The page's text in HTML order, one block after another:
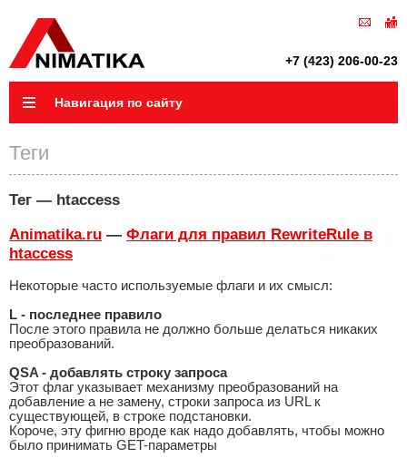
+7 (423) 206-00-23
Навигация по сайту
Теги
Тег — htaccess
Animatika.ru — Флаги для правил RewriteRule в
htaccess
Некоторые часто используемые флаги и их смысл:
L - последнее правило
После этого правила не должно больше делаться никаких
преобразований.
QSA - добавлять строку запроса
Этот флаг указывает механизму преобразований на
добавление а не замену, строки запроса из URL к
существующей, в строке подстановки.
Короче, эту фигню вроде как надо добавлять, чтобы можно
было принимать GET-параметры